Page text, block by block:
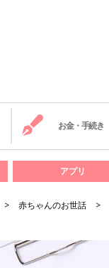
お金・手続き
アプリ
赤ちゃんのお世話